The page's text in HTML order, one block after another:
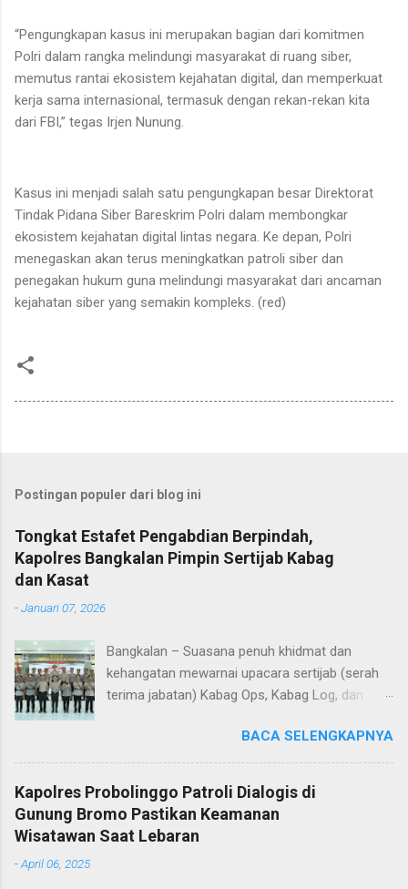
“Pengungkapan kasus ini merupakan bagian dari komitmen
Polri dalam rangka melindungi masyarakat di ruang siber,
memutus rantai ekosistem kejahatan digital, dan memperkuat
kerja sama internasional, termasuk dengan rekan-rekan kita
dari FBI,” tegas Irjen Nunung.
Kasus ini menjadi salah satu pengungkapan besar Direktorat
Tindak Pidana Siber Bareskrim Polri dalam membongkar
ekosistem kejahatan digital lintas negara. Ke depan, Polri
menegaskan akan terus meningkatkan patroli siber dan
penegakan hukum guna melindungi masyarakat dari ancaman
kejahatan siber yang semakin kompleks. (red)
Postingan populer dari blog ini
Tongkat Estafet Pengabdian Berpindah,
Kapolres Bangkalan Pimpin Sertijab Kabag
dan Kasat
-Januari 07, 2026
Bangkalan – Suasana penuh khidmat dan
kehangatan mewarnai upacara sertijab (serah
terima jabatan) Kabag Ops, Kabag Log, dan
Aula Sarja Arya Racana Polres Bangkalan, Rabu
(07/01/2026). Upacara tersebut menjadi
momen penting bagi jajaran Polres Bangkalan,
bukan hanya sebagai pergantian jabatan
struktural, tetapi juga sebagai bentuk regenerasi
BACA SELENGKAPNYA
Kapolres Probolinggo Patroli Dialogis di
Gunung Bromo Pastikan Keamanan
Wisatawan Saat Lebaran
-April 06, 2025